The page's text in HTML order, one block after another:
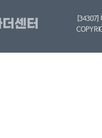
[34307]